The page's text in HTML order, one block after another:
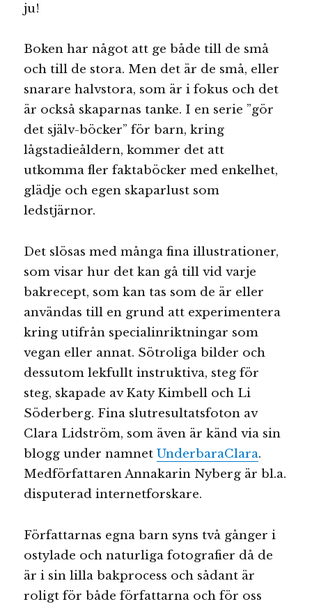
ju!
Boken har något att ge både till de små
och till de stora. Men det är de små, eller
snarare halvstora, som är i fokus och det
är också skaparnas tanke. I en serie ”gör
det själv-böcker” för barn, kring
lågstadieåldern, kommer det att
utkomma fler faktaböcker med enkelhet,
glädje och egen skaparlust som
ledstjärnor.
Det slösas med många fina illustrationer,
som visar hur det kan gå till vid varje
bakrecept, som kan tas som de är eller
användas till en grund att experimentera
kring utifrån specialinriktningar som
vegan eller annat. Sötroliga bilder och
dessutom lekfullt instruktiva, steg för
steg, skapade av Katy Kimbell och Li
Söderberg. Fina slutresultatsfoton av
Clara Lidström, som även är känd via sin
blogg under namnetUnderbaraClara.
Medförfattaren Annakarin Nyberg är bl.a.
disputerad internetforskare.
Författarnas egna barn syns två gånger i
ostylade och naturliga fotografier då de
är i sin lilla bakprocess och sådant är
roligt för både författarna och för oss